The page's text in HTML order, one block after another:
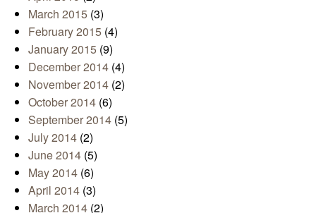
March 2015 (3)
February 2015 (4)
January 2015 (9)
December 2014 (4)
November 2014 (2)
October 2014 (6)
September 2014 (5)
July 2014 (2)
June 2014 (5)
May 2014 (6)
April 2014 (3)
March 2014 (2)